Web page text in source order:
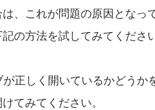
、これが問題の原因となっ
の方法を試してみてください
正しく開いているかどうか
てみてください。